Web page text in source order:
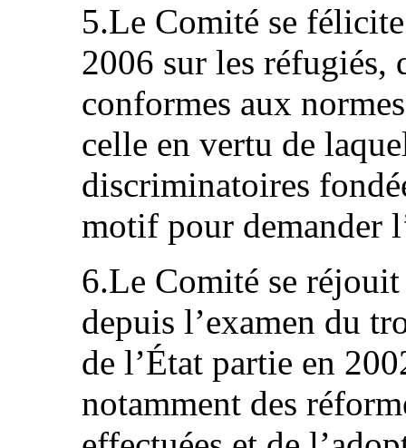
5.Le Comité se
2006 sur les réfugiés,
conformes aux
celle en vertu de
discriminatoires
motif pour demander
6.Le Comité se
depuis l’examen du
de l’État partie en
notamment des